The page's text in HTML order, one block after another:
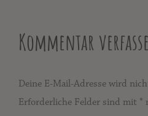
Kommentar
Deine E-Mail-Adresse wird
Erforderliche Felder sind mit *